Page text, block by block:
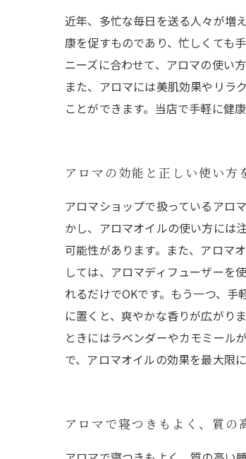
近年、多忙な毎日を送る人々が増
康を促すものであり、忙しくても
ニーズに合わせて、アロマの使い
また、アロマには美肌効果やリラ
ことができます。当店で手軽に健
アロマの効能と正しい使い方
アロマショップで扱っているアロ
かし、アロマオイルの使い方には
可能性があります。また、アロマ
しては、アロマディフューザーを
れるだけでOKです。もう一つ、
に置くと、爽やかな香りが広がり
ときにはラベンダーやカモミール
で、アロマオイルの効果を最大限
アロマで寝つきもよく、質の